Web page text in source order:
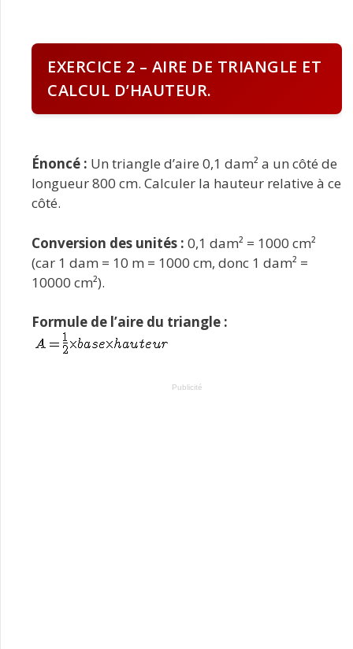
EXERCICE 2 – AIRE DE TRIANGLE ET
CALCUL D’HAUTEUR.
Énoncé : Un triangle d’aire 0,1 dam² a un côté de
longueur 800 cm. Calculer la hauteur relative à ce
côté.
Conversion des unités : 0,1 dam² = 1000 cm²
(car 1 dam = 10 m = 1000 cm, donc 1 dam² =
10000 cm²).
Formule de l’aire du triangle :
Publicité